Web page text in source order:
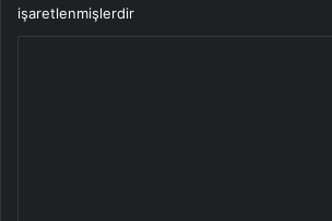
işaretlenmişlerdir